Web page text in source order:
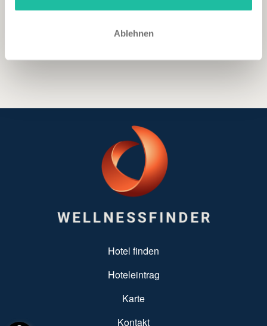
Ablehnen
Hotel finden
Hoteleintrag
Karte
Kontakt